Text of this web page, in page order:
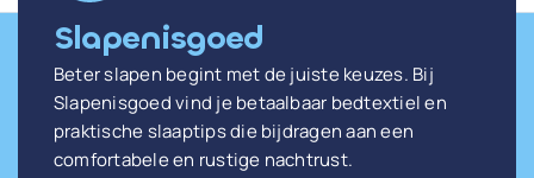
Slapenisgoed
Beter slapen begint met de juiste keuzes. Bij
Slapenisgoed vind je betaalbaar bedtextiel en
praktische slaaptips die bijdragen aan een
comfortabele en rustige nachtrust.